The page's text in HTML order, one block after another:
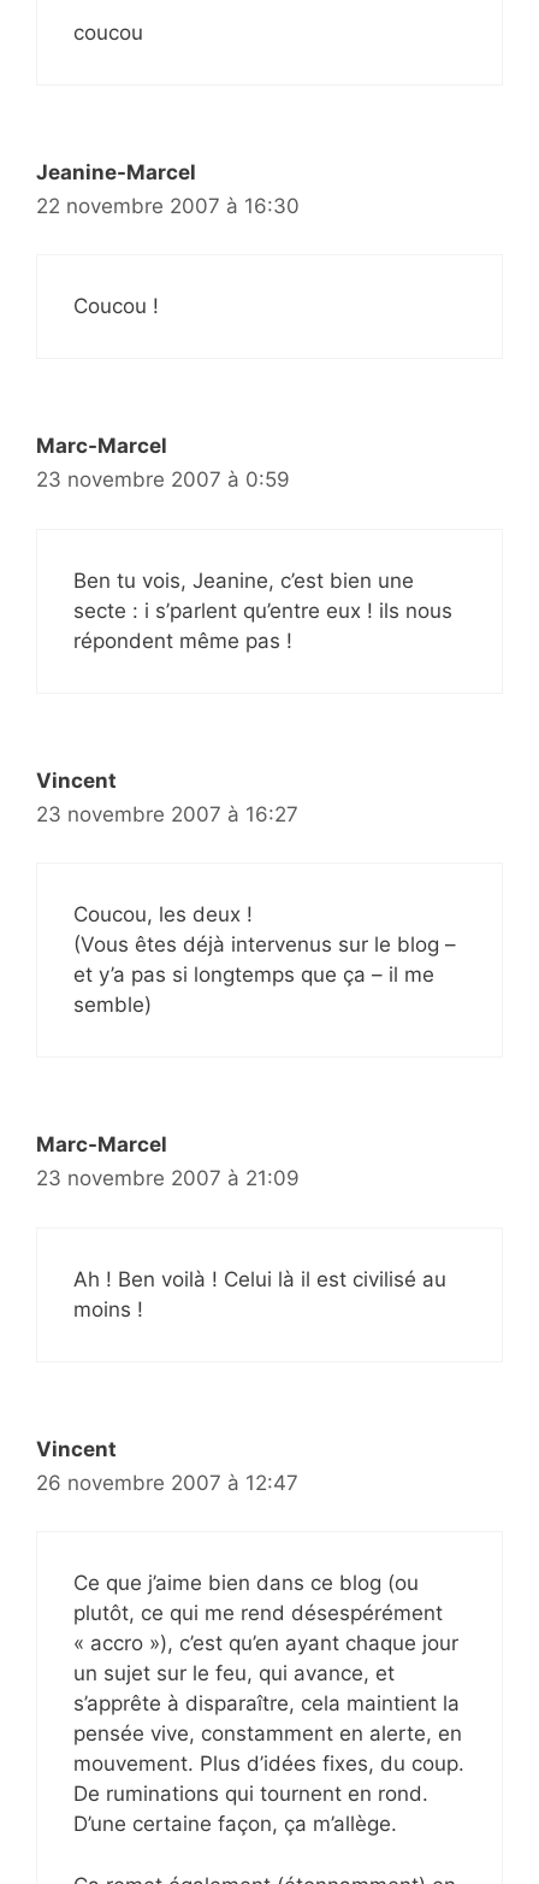
coucou
Jeanine-Marcel
22 novembre 2007 à 16:30
Coucou !
Marc-Marcel
23 novembre 2007 à 0:59
Ben tu vois, Jeanine, c’est bien une
secte : i s’parlent qu’entre eux ! ils nous
répondent même pas !
Vincent
23 novembre 2007 à 16:27
Coucou, les deux !
(Vous êtes déjà intervenus sur le blog –
et y’a pas si longtemps que ça – il me
semble)
Marc-Marcel
23 novembre 2007 à 21:09
Ah ! Ben voilà ! Celui là il est civilisé au
moins !
Vincent
26 novembre 2007 à 12:47
Ce que j’aime bien dans ce blog (ou
plutôt, ce qui me rend désespérément
« accro »), c’est qu’en ayant chaque jour
un sujet sur le feu, qui avance, et
s’apprête à disparaître, cela maintient la
pensée vive, constamment en alerte, en
mouvement. Plus d’idées fixes, du coup.
De ruminations qui tournent en rond.
D’une certaine façon, ça m’allège.